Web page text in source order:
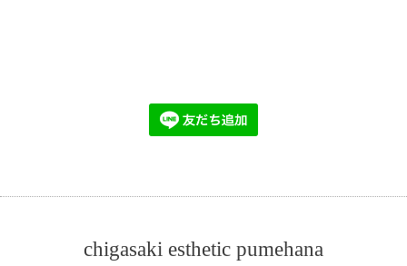
chigasaki esthetic pumehana